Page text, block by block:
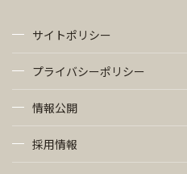
サイトポリシー
プライバシーポリシー
情報公開
採用情報